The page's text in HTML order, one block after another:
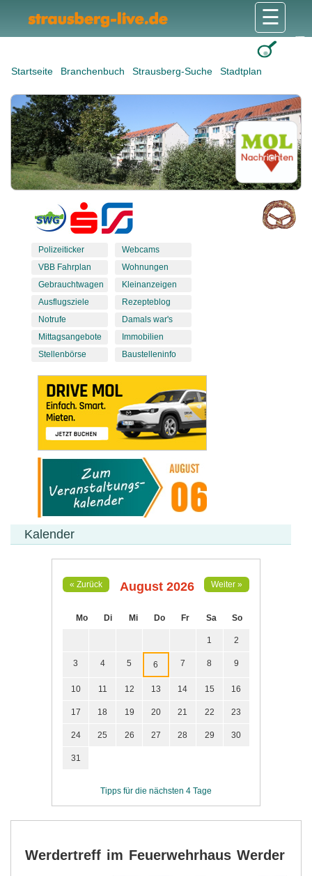
Startseite Branchenbuch Strausberg-Suche Stadtplan
☰
Polizeiticker
VBB Fahrplan
Gebrauchtwagen
Ausflugsziele
Notrufe
Mittagsangebote
Stellenbörse
Webcams
Wohnungen
Kleinanzeigen
Rezepteblog
Damals war's
Immobilien
Baustelleninfo
Kalender
« Zurück August 2026 Weiter »
Mo Di Mi Do Fr Sa So
1 2
3 4 5 6 7 8 9
10 11 12 13 14 15 16
17 18 19 20 21 22 23
24 25 26 27 28 29 30
31
Tipps für die nächsten 4 Tage
Werdertreff im Feuerwehrhaus Werder